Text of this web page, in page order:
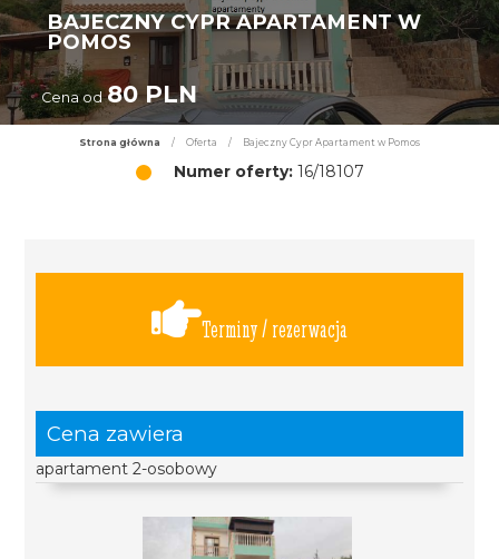
BAJECZNY CYPR APARTAMENT W
POMOS
Cena od 80 PLN
Strona główna / Oferta / Bajeczny Cypr Apartament w Pomos
Numer oferty:16/18107
Terminy / rezerwacja
Cena zawiera
apartament 2-osobowy